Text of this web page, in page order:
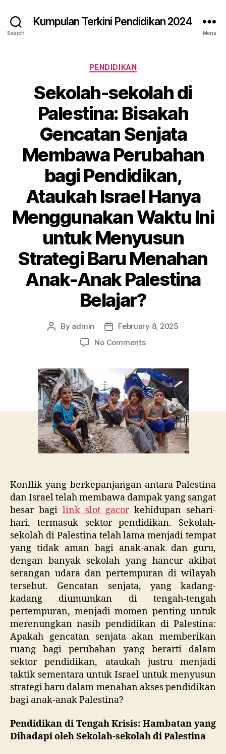
Search
Kumpulan Terkini Pendidikan 2024
Menu
Categories
PENDIDIKAN
Sekolah-sekolah di
Palestina: Bisakah
Gencatan Senjata
Membawa Perubahan
bagi Pendidikan,
Ataukah Israel Hanya
Menggunakan Waktu Ini
untuk Menyusun
Strategi Baru Menahan
Anak-Anak Palestina
Belajar?
Post
By admin
Post
date
February 8, 2025
No Commentson
di
Palestina:
Bisakah
Gencatan
Senjata
Membawa
Perubahan
bagi
Israel
Hanya
Menggunakan
Waktu
untuk
Menyusun
Strategi
Baru
Menahan
Anak-
Anak
Palestina
Konflik yang berkepanjangan antara Palestina
dan Israel telah membawa dampak yang sangat
besar bagi link slot gacorkehidupan sehari-
hari, termasuk sektor pendidikan. Sekolah-
sekolah di Palestina telah lama menjadi tempat
yang tidak aman bagi anak-anak dan guru,
dengan banyak sekolah yang hancur akibat
serangan udara dan pertempuran di wilayah
tersebut. Gencatan senjata, yang kadang-
kadang diumumkan di tengah-tengah
pertempuran, menjadi momen penting untuk
merenungkan nasib pendidikan di Palestina:
Apakah gencatan senjata akan memberikan
ruang bagi perubahan yang berarti dalam
sektor pendidikan, ataukah justru menjadi
taktik sementara untuk Israel untuk menyusun
strategi baru dalam menahan akses pendidikan
bagi anak-anak Palestina?
Pendidikan di Tengah Krisis: Hambatan yang
Dihadapi oleh Sekolah-sekolah di Palestina